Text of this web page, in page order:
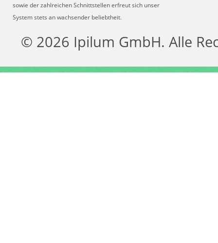
sowie der zahlreichen Schnittstellen erfreut sich unser
System stets an wachsender beliebtheit.
© 2026 Ipilum GmbH. Alle